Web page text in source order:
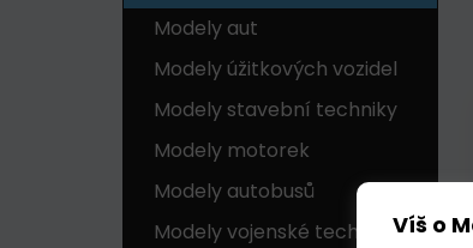
Modely aut
Modely úžitkových vozidel
Modely stavební techniky
Modely motorek
Modely autobusů
Modely vojenské technikyVíš o